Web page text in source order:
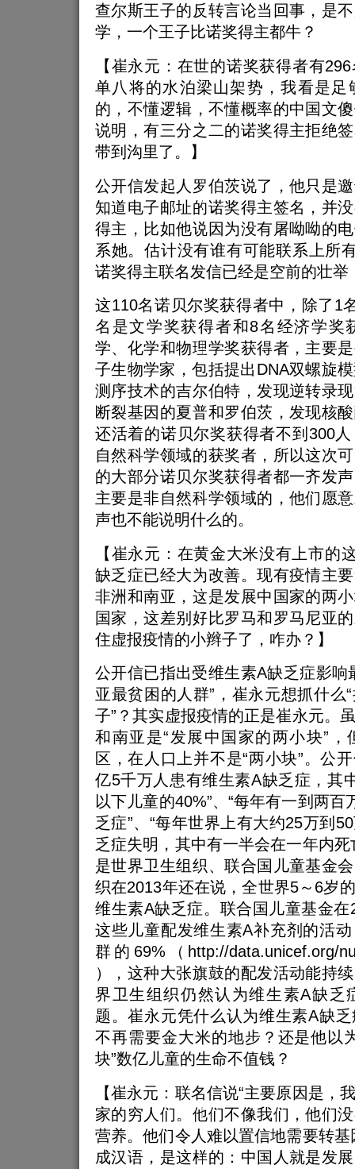
查尔斯王子的反转言论当回事，是
学，一个王子比诺奖得主都牛？
【崔永元：在世的诺奖获得者有
单八将的水泊梁山架势，我看是足
的，不懂逻辑，不懂概率的中国文
说明，有三分之二的诺奖得主拒绝
带到沟里了。】
公开信发起人罗伯茨说了，他只是
知道电子邮址的诺奖得主签名，并
得主，比如他说因为没有屠呦呦的
系她。估计没有谁有可能联系上所
诺奖得主联名发信已经是空前的壮举
这110名诺贝尔奖获得者中，除了1
名是文学奖获得者和8名经济学奖
学、化学和物理学奖获得者，主要
子生物学家，包括提出DNA双螺旋
测序技术的吉尔伯特，发现逆转录
断裂基因的夏普和罗伯茨，发现核
还活着的诺贝尔奖获得者不到300
自然科学领域的获奖者，所以这次
的大部分诺贝尔奖获得者都一齐发
主要是非自然科学领域的，他们愿
声也不能说明什么的。
【崔永元：在黄金大米没有上市的
缺乏症已经大为改善。现有疫情主
非洲和南亚，这是发展中国家的两
国家，这差别好比罗马和罗马尼亚
住虚报疫情的小辫子了，咋办？】
公开信已指出受维生素A缺乏症影响
亚最贫困的人群”，崔永元想抓什么
子”？其实虚报疫情的正是崔永元。
和南亚是“发展中国家的两小块”，
区，在人口上并不是“两小块”。公
亿5千万人患有维生素A缺乏症，其
以下儿童的40%”、“每年有一到两
乏症”、“每年世界上有大约25万到
乏症失明，其中有一半会在一年内死
是世界卫生组织、联合国儿童基金
织在2013年还在说，全世界5～6岁
维生素A缺乏症。联合国儿童基金
这些儿童配发维生素A补充剂的活
群的69%（http://data.unicef.org/
），这种大张旗鼓的配发活动能持
界卫生组织仍然认为维生素A缺乏
题。崔永元凭什么认为维生素A缺
不再需要金大米的地步？还是他以
块”数亿儿童的生命不值钱？
【崔永元：联名信说“主要原因是，
家的穷人们。他们不像我们，他们
营养。他们令人难以置信地需要转基
成汉语，是这样的：中国人就是发